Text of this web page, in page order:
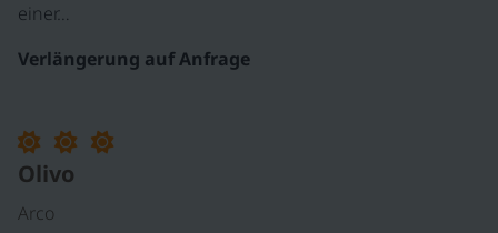
einer…
Verlängerung auf Anfrage
Olivo
Arco